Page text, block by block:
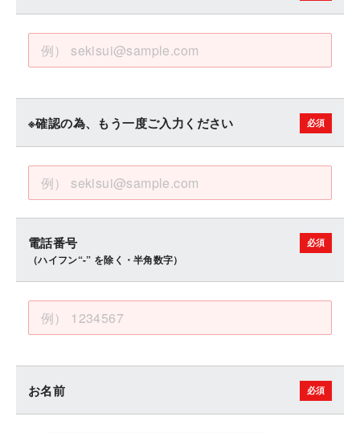
※確認の為、もう一度ご入力ください
電話番号
（ハイフン“-” を除く・半角数字）
お名前